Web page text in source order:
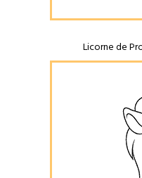
Licorne de